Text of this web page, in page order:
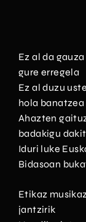
Ez al da
gure erregela
Ez al duzu
hola
Ahazten
badakigu
Iduri luke
Bidasoan
Etikaz
jantzirik